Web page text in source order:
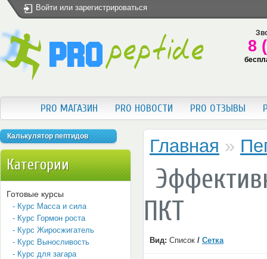
Войти или зарегистрироваться
8
PRO МАГАЗИН PRO НОВОСТИ PRO ОТЗЫВЫ
Калькулятор пептидов
Категории
Готовые курсы
- Курс Масса и сила
- Курс Гормон роста
- Курс Жиросжигатель
- Курс Выносливость
- Курс для загара
Главная »
ПКТ
Вид: Список / Сетка